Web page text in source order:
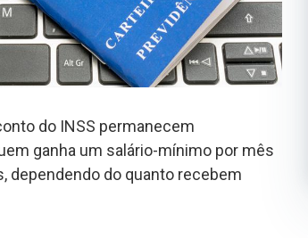
do INSS permanecem
ganha um salário-mínimo por mês
dependendo do quanto recebem